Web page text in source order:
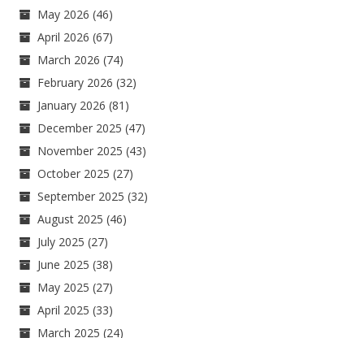
May 2026 (46)
April 2026 (67)
March 2026 (74)
February 2026 (32)
January 2026 (81)
December 2025 (47)
November 2025 (43)
October 2025 (27)
September 2025 (32)
August 2025 (46)
July 2025 (27)
June 2025 (38)
May 2025 (27)
April 2025 (33)
March 2025 (24)